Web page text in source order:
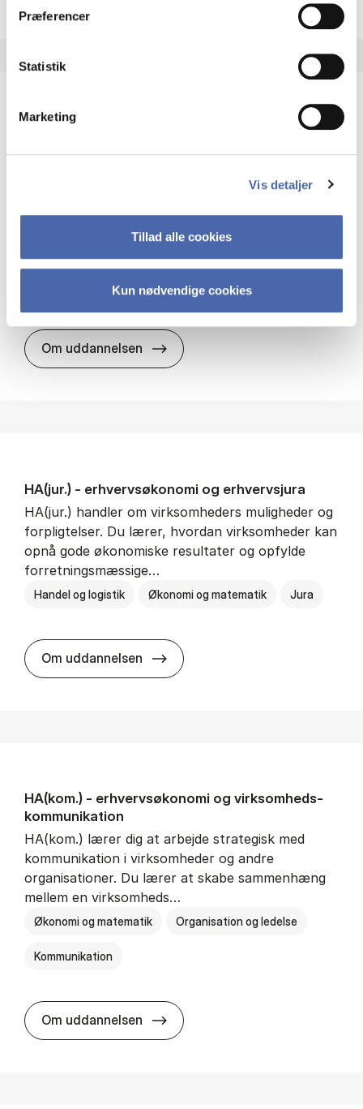
Præferencer
Statistik
Marketing
Vis detaljer
Tillad alle cookies
Kun nødvendige cookies
HA(it.) - erhvervs­økonomi og informations­
virksomheders muligheder og udfordringer inden
Organisation og ledelse
Om uddannelsen HA(it.) - erhvervs­økonomi og
HA(jur.) - erhvervs­økonomi og erhvervs­jura
HA(jur.) handler om virksomheders muligheder og
forpligtelser. Du lærer, hvordan virksomheder kan
opnå gode økonomiske resultater og opfylde
forretningsmæssige…
Handel og logistik Økonomi og matematik Jura
Om uddannelsen HA(jur.) - erhvervs­økonomi og
HA(kom.) - erhvervs­økonomi og virksomheds­
kommunikation
HA(kom.) lærer dig at arbejde strategisk med
kommunikation i virksomheder og andre
organisationer. Du lærer at skabe sammenhæng
mellem en virksomheds…
Økonomi og matematik Organisation og ledelse
Kommunikation
Om uddannelsen HA(kom.) - erhvervs­økonomi